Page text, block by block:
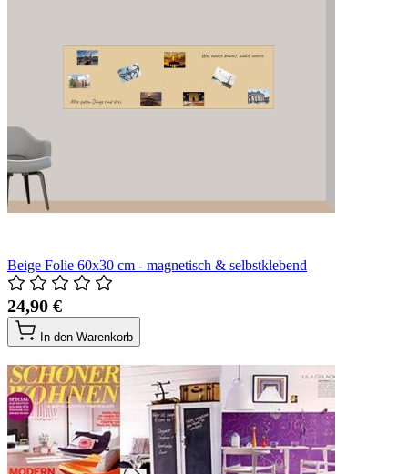
Beige Folie 60x30 cm - magnetisch & selbstklebend
24,90 €
In den Warenkorb